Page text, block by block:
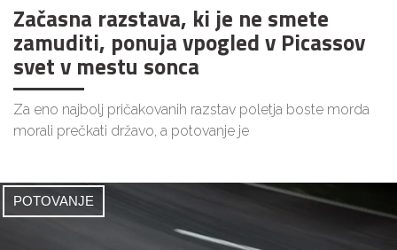
Začasna razstava, ki je ne smete
zamuditi, ponuja vpogled v Picassov
svet v mestu sonca
Za eno najbolj pričakovanih razstav poletja boste morda
morali prečkati državo, a potovanje je
POTOVANJE